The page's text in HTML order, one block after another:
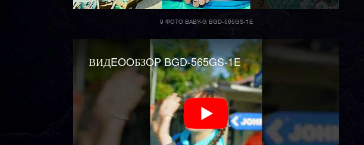
9 ФОТО BABY-G BGD-565GS-1E
ВИДEOOБЗOP BGD-565GS-1E